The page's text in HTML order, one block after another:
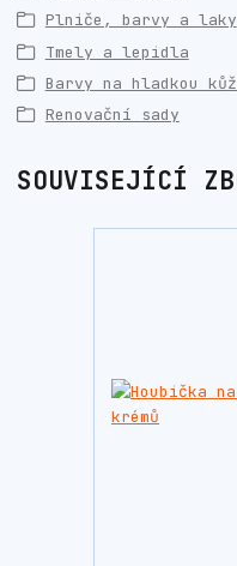
Plniče, barvy a laky
Tmely a lepidla
Barvy na hladkou
Renovační sady
SOUVISEJÍCÍ